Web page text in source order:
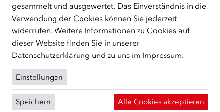
FacebookYouTubeInstagramLinkedIn
Über den ÖIF
Der Österreichische Integrationsfonds (ÖIF)
Organigramm
Presse
Informationen erhalten
Karriere
gesammelt und ausgewertet. Das Einverständnis in die
Verwendung der Cookies können Sie jederzeit
widerrufen. Weitere Informationen zu Cookies auf
dieser Website finden Sie in unserer
Datenschutzerklärung und zu uns im Impressum.
Einstellungen
Speichern Alle Cookies akzeptieren